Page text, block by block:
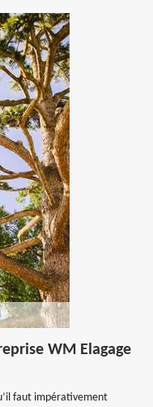
WM Elagage
faut impérativement